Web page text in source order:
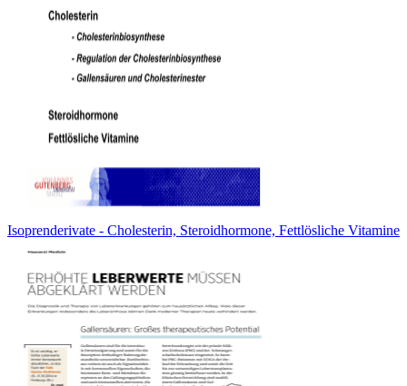
Isoprenderivate - Cholesterin, Steroidhormone, Fettlösliche Vitamine